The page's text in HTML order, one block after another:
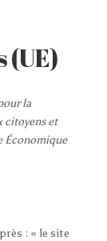
(UE)
la
citoyens et
Économique
: « le site